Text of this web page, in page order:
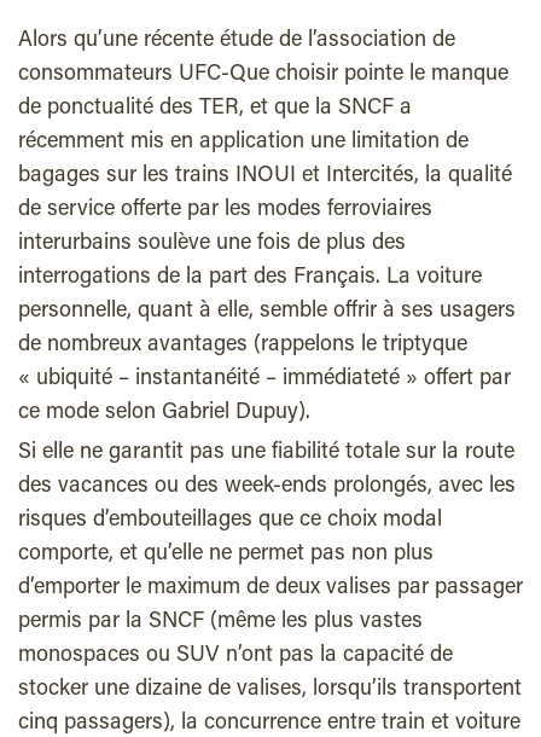
Alors qu’une récente étude de l’association de
consommateurs UFC-Que choisir pointe le manque
de ponctualité des TER, et que la SNCF a
récemment mis en application une limitation de
bagages sur les trains INOUI et Intercités, la qualité
de service offerte par les modes ferroviaires
interurbains soulève une fois de plus des
interrogations de la part des Français. La voiture
personnelle, quant à elle, semble offrir à ses usagers
de nombreux avantages (rappelons le triptyque
« ubiquité – instantanéité – immédiateté » offert par
ce mode selon Gabriel Dupuy).
Si elle ne garantit pas une fiabilité totale sur la route
des vacances ou des week-ends prolongés, avec les
risques d’embouteillages que ce choix modal
comporte, et qu’elle ne permet pas non plus
d’emporter le maximum de deux valises par passager
permis par la SNCF (même les plus vastes
monospaces ou SUV n’ont pas la capacité de
stocker une dizaine de valises, lorsqu’ils transportent
cinq passagers), la concurrence entre train et voiture